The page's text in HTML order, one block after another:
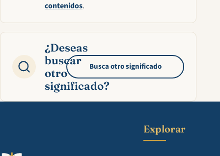
contenidos.
¿Deseas
buscar
otro
significado?
Busca otro significado
Explorar